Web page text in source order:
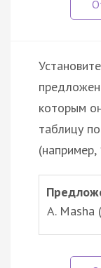
которым
таблицу
A. Masha